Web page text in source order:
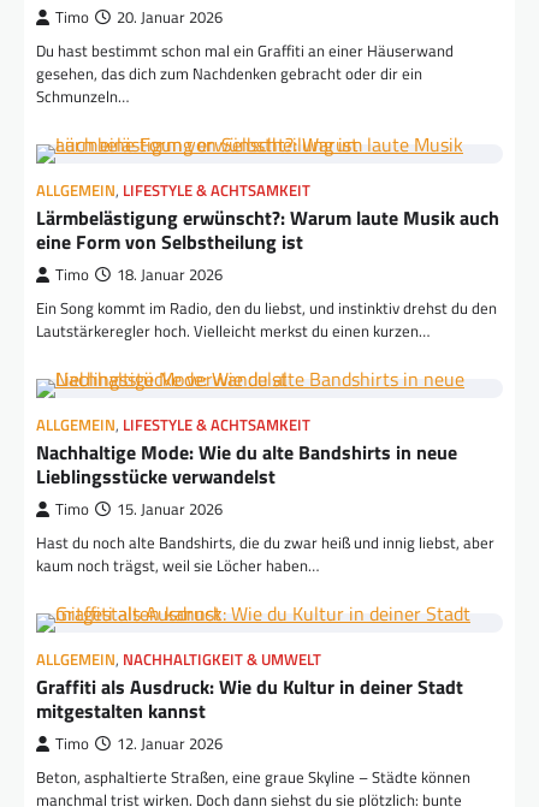
Timo 20. Januar 2026
Du hast bestimmt schon mal ein Graffiti an einer Häuserwand
gesehen, das dich zum Nachdenken gebracht oder dir ein
Schmunzeln…
ALLGEMEIN, LIFESTYLE & ACHTSAMKEIT
Lärmbelästigung erwünscht?: Warum laute Musik auch
eine Form von Selbstheilung ist
Timo 18. Januar 2026
Ein Song kommt im Radio, den du liebst, und instinktiv drehst du den
Lautstärkeregler hoch. Vielleicht merkst du einen kurzen…
ALLGEMEIN, LIFESTYLE & ACHTSAMKEIT
Nachhaltige Mode: Wie du alte Bandshirts in neue
Lieblingsstücke verwandelst
Timo 15. Januar 2026
Hast du noch alte Bandshirts, die du zwar heiß und innig liebst, aber
kaum noch trägst, weil sie Löcher haben…
ALLGEMEIN, NACHHALTIGKEIT & UMWELT
Graffiti als Ausdruck: Wie du Kultur in deiner Stadt
mitgestalten kannst
Timo 12. Januar 2026
Beton, asphaltierte Straßen, eine graue Skyline – Städte können
manchmal trist wirken. Doch dann siehst du sie plötzlich: bunte